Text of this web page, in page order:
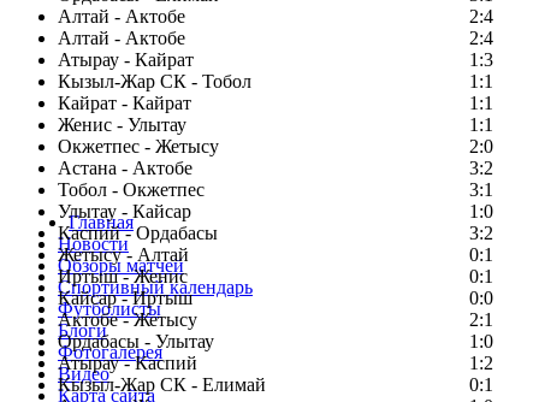
Алтай - Актобе
2:4
Алтай - Актобе
2:4
Атырау - Кайрат
1:3
Кызыл-Жар СК - Тобол
1:1
Кайрат - Кайрат
1:1
Женис - Улытау
1:1
Окжетпес - Жетысу
2:0
Астана - Актобе
3:2
Тобол - Окжетпес
3:1
Улытау - Кайсар
1:0
Каспий - Ордабасы
3:2
Жетысу - Алтай
0:1
Иртыш - Женис
0:1
Кайсар - Иртыш
0:0
Актобе - Жетысу
2:1
Ордабасы - Улытау
1:0
Атырау - Каспий
1:2
Кызыл-Жар СК - Елимай
0:1
Главная
Новости
Обзоры матчей
Спортивный календарь
Футболисты
Блоги
Фотогалерея
Видео
Карта сайта